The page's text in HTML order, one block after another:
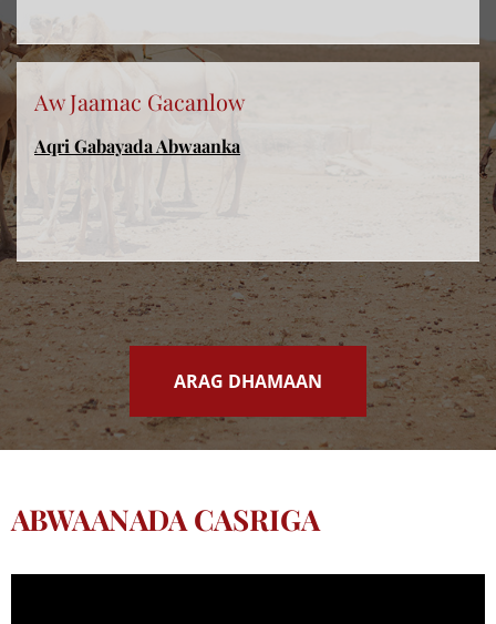
Aw Jaamac Gacanlow
Aqri Gabayada Abwaanka
ARAG DHAMAAN
ABWAANADA CASRIGA